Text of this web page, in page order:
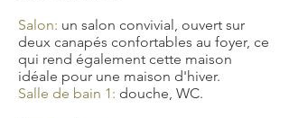
Salon: un salon convivial, ouvert sur
deux canapés confortables au foyer, ce
qui rend également cette maison
idéale pour une maison d'hiver.
Salle de bain 1: douche, WC.